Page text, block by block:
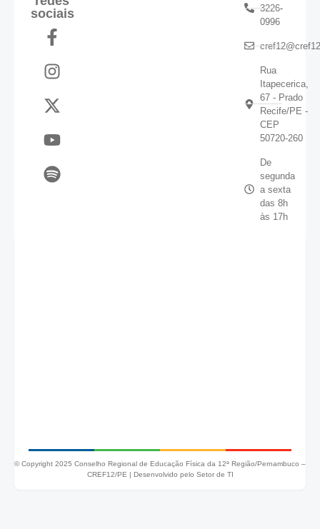
sociais
3226-
0996
Rua
Itapecerica,
67 - Prado
Recife/PE -
CEP
50720-260
De
segunda
a sexta
das 8h
às 17h
© Copyright 2025 Conselho Regional de Educação Física da 12ª Região/Pernambuco –
CREF12/PE | Desenvolvido pelo Setor de TI